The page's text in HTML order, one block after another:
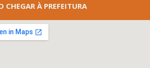
CHEGAR À PREFEITURA